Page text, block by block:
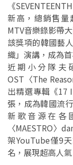
《
新高，總銷售量
MTV音樂錄影帶
該獎項的韓國藝
織」演講，成為
近期小分隊夫
OST〈The
出精選專輯《17
張，成為韓國流
新歌音源在各
〈MAESTRO〉
架YouTube僅9
名，展現超高人氣